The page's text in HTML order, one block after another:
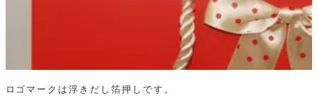
ロゴマークは浮きだし箔押しです。